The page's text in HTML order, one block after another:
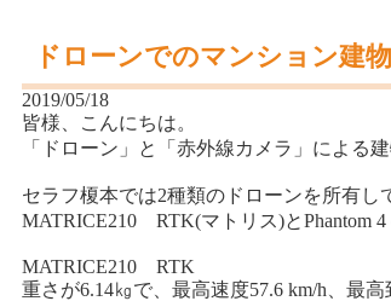
ドローンでのマンション建
2019/05/18
皆様、こんにちは。
「ドローン」と「赤外線カメラ」による
セラフ榎本では2種類のドローンを所有し
MATRICE210 RTK(マトリス)とPhantom
MATRICE210 RTK
重さが6.14㎏で、最高速度57.6 km/h、最